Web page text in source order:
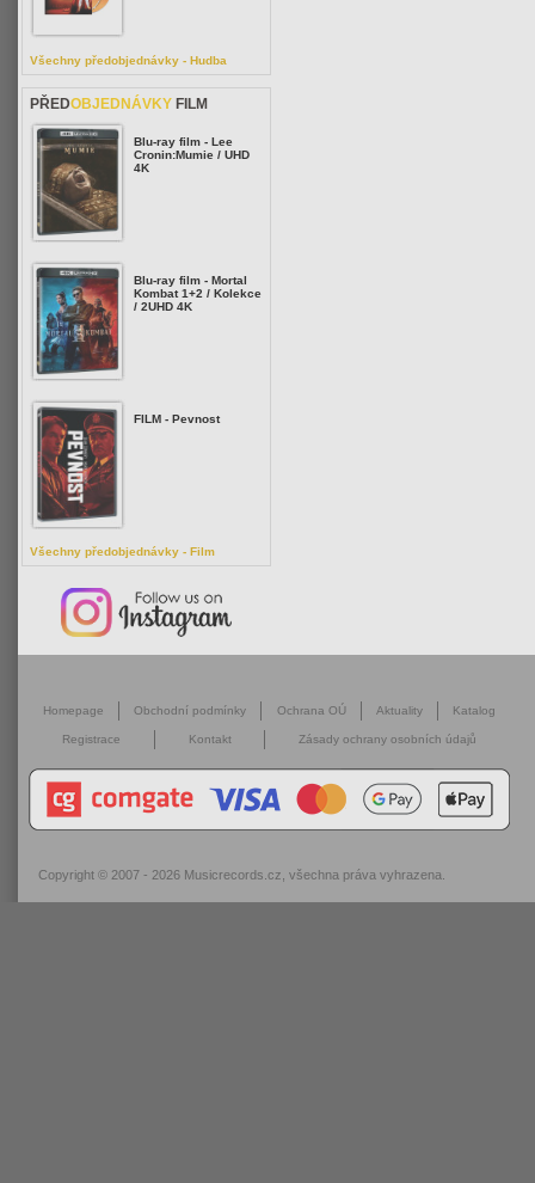
Všechny předobjednávky - Hudba
PŘEDOBJEDNÁVKY FILM
Blu-ray film - Lee
Cronin:Mumie / UHD
4K
Blu-ray film - Mortal
Kombat 1+2 / Kolekce
/ 2UHD 4K
FILM - Pevnost
Všechny předobjednávky - Film
Homepage Obchodní podmínky Ochrana OÚ Aktuality Katalog
Registrace Kontakt Zásady ochrany osobních údajů
Copyright © 2007 - 2026 Musicrecords.cz , všechna práva vyhrazena.